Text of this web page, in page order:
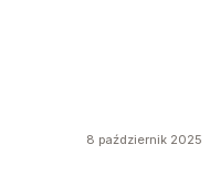
8 październik 2025